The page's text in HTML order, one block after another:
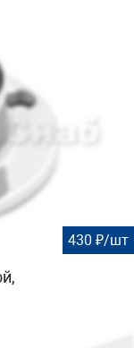
430 ₽/шт